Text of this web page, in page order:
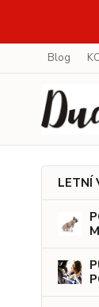
Blog
LETNÍ